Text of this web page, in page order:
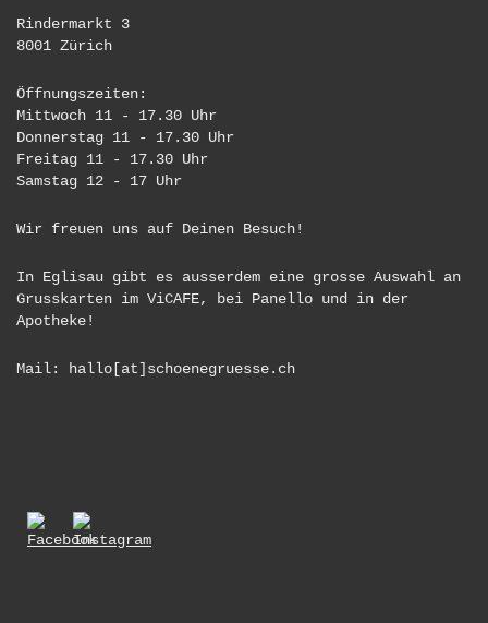
Rindermarkt 3
8001 Zürich
Öffnungszeiten:
Mittwoch 11 - 17.30 Uhr
Donnerstag 11 - 17.30 Uhr
Freitag 11 - 17.30 Uhr
Samstag 12 - 17 Uhr
Wir freuen uns auf Deinen Besuch!
In Eglisau gibt es ausserdem eine grosse Auswahl an
Grusskarten im ViCAFE, bei Panello und in der
Apotheke!
Mail: hallo[at]schoenegruesse.ch